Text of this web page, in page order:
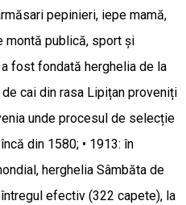
pepinieri, iepe mamă,
montă publică, sport și
fost fondată herghelia de la
cai din rasa Lipițan proveniți
unde procesul de selecție
din 1580; • 1913: în
herghelia Sâmbăta de
efectiv (322 capete), la